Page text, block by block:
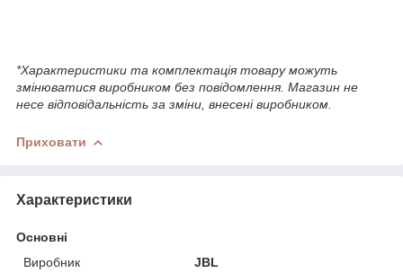
*Характеристики та комплектація товару можуть
змінюватися виробником без повідомлення. Магазин не
несе відповідальність за зміни, внесені виробником.
Приховати
Характеристики
Основні
Виробник
JBL